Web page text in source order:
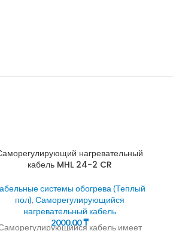
нагревательный
кабель MHL 24-2 CR
системы обогрева (Теплый
пол), Саморегулирующийся
нагревательный кабель
2000,00₸кабель имеет